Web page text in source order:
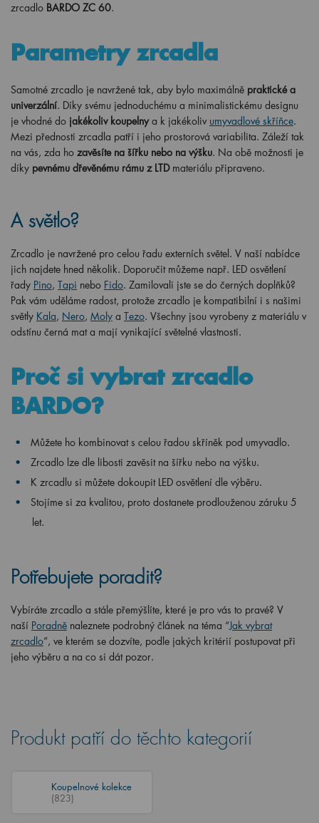
zrcadlo BARDO ZC 60.
Parametry zrcadla
Samotné zrcadlo je navržené tak, aby bylo maximálně praktické a
univerzální. Díky svému jednoduchému a minimalistickému designu
je vhodné do jakékoliv koupelny a k jakékoliv umyvadlové skříňce.
Mezi přednosti zrcadla patří i jeho prostorová variabilita. Záleží tak
na vás, zda ho zavěsíte na šířku nebo na výšku. Na obě možnosti je
díky pevnému dřevěnému rámu z LTD materiálu připraveno.
A světlo?
Zrcadlo je navržené pro celou řadu externích světel. V naší nabídce
jich najdete hned několik. Doporučit můžeme např. LED osvětlení
řady Pino, Tapi nebo Fido. Zamilovali jste se do černých doplňků?
Pak vám uděláme radost, protože zrcadlo je kompatibilní i s našimi
světly Kala, Nero, Moly a Tezo. Všechny jsou vyrobeny z materiálu v
odstínu černá mat a mají vynikající světelné vlastnosti.
Proč si vybrat zrcadlo
BARDO?
Můžete ho kombinovat s celou řadou skříněk pod umyvadlo.
Zrcadlo lze dle libosti zavěsit na šířku nebo na výšku.
K zrcadlu si můžete dokoupit LED osvětlení dle výběru.
Stojíme si za kvalitou, proto dostanete prodlouženou záruku 5
let.
Potřebujete poradit?
Vybíráte zrcadlo a stále přemýšlíte, které je pro vás to pravé? V
naší Poradně naleznete podrobný článek na téma “Jak vybrat
zrcadlo”, ve kterém se dozvíte, podle jakých kritérií postupovat při
jeho výběru a na co si dát pozor.
Produkt patří do těchto kategorií
Koupelnové kolekce
(823)